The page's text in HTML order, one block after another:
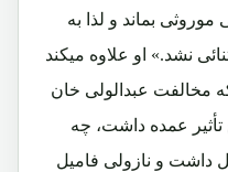
بماند و لذا به
نشد.» او علاوه میکند
مخالفت عبدالولی خان
عمده داشت، چه
داشت و نازولی فامیل